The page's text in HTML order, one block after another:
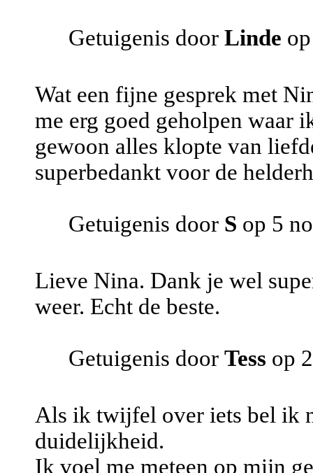
Getuigenis door Linde
Wat een fijne gesprek met
me erg goed geholpen waar
gewoon alles klopte van
superbedankt voor de
Getuigenis door S op 5
Lieve Nina. Dank je wel
weer. Echt de beste.
Getuigenis door Tess op
Als ik twijfel over iets bel ik
duidelijkheid.
Ik voel me meteen op mijn